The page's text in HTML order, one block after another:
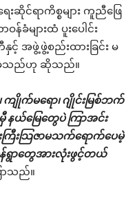
ဆိုင်ရာကိစ္စများ ကူညီဖြေ
များထံ ပူးပေါင်း
င့် အဖွဲ့ဖွဲ့စည်းထားခြင်း မ
ခဲ့သည်ဟု ဆိုသည်။
ျိုက်မရော၊ ဂျိုင်းမြစ်ဘက်
မြေတွေပဲ ကြာအင်း
းသြဇာမသက်ရောက်ပေမဲ့
ာတွေအားလုံးဖွင့်တယ်
ာသည်။